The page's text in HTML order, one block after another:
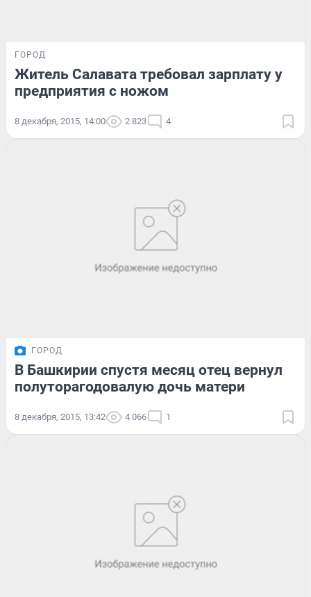
ГОРОД
Житель Салавата требовал зарплату у
предприятия с ножом
8 декабря, 2015, 14:00 2 823 4
ГОРОД
В Башкирии спустя месяц отец вернул
полуторагодовалую дочь матери
8 декабря, 2015, 13:42 4 066 1